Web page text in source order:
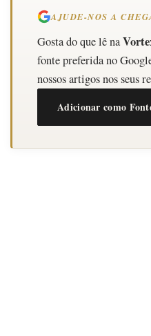
AJUDE-NOS A
Gosta do que lê na
fonte preferida no
nossos artigos nos seus
Adicionar como